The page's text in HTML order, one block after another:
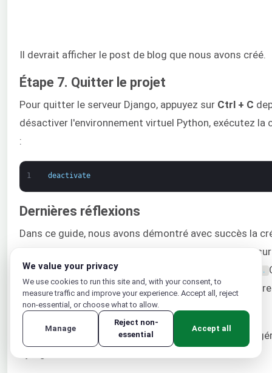
Il devrait afficher le post de blog que nous avons créé.
Étape 7. Quitter le projet
Pour quitter le serveur Django, appuyez sur Ctrl + C
désactiver l'environnement virtuel Python, exécutez la
:
1 deactivate
Dernières réflexions
Dans ce guide, nous avons démontré avec succès la
mappage de modèles d'URL et l'affichage de textes
partir de la base de données de
.
concepts fondamentaux de Django qu'il est
de maîtriser.
Voici d'autres ressources pour vous aider à créer et
We value your privacy
We use cookies to run this site and, with your consent, to
measure traffic and improve your experience. Accept all, reject
non-essential, or choose what to allow.
Manage
Reject non-
essential
Accept all